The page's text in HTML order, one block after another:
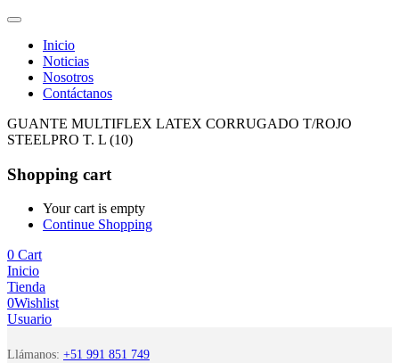
Inicio
Noticias
Nosotros
Contáctanos
GUANTE MULTIFLEX LATEX CORRUGADO T/ROJO
STEELPRO T. L (10)
Shopping cart
Your cart is empty
Continue Shopping
0 Cart
Inicio
Tienda
0Wishlist
Usuario
Llámanos: +51 991 851 749